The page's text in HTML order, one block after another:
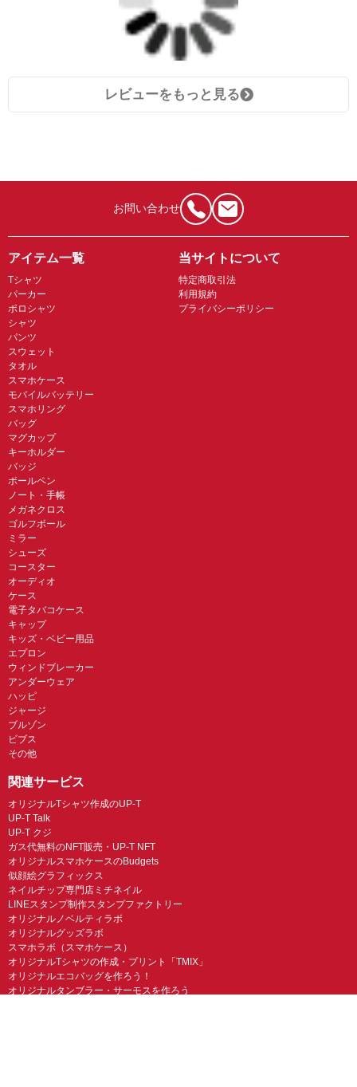
レビューをもっと見る
お問い合わせ
アイテム一覧
Tシャツ
パーカー
ポロシャツ
シャツ
パンツ
スウェット
タオル
スマホケース
モバイルバッテリー
スマホリング
バッグ
マグカップ
キーホルダー
バッジ
ボールペン
ノート・手帳
メガネクロス
ゴルフボール
ミラー
シューズ
コースター
オーディオ
ケース
電子タバコケース
キャップ
キッズ・ベビー用品
エプロン
ウィンドブレーカー
アンダーウェア
ハッピ
ジャージ
ブルゾン
ビブス
その他
当サイトについて
特定商取引法
利用規約
プライバシーポリシー
関連サービス
オリジナルTシャツ作成のUP-T
UP-T Talk
UP-T クジ
ガス代無料のNFT販売・UP-T NFT
オリジナルスマホケースのBudgets
似顔絵グラフィックス
ネイルチップ専門店ミチネイル
LINEスタンプ制作スタンプファクトリー
オリジナルノベルティラボ
オリジナルグッズラボ
スマホラボ（スマホケース）
オリジナルTシャツの作成・プリント「TMIX」
オリジナルエコバッグを作ろう！
オリジナルタンブラー・サーモスを作ろう